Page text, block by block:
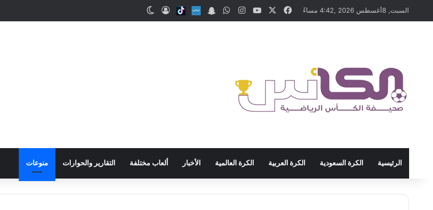
السبت, 8أغسطس 2026 ,4:42 مساءً فيسبوك ‫YouTubeانستقرامواتسابSnapchat
Nabd
Tiktokتسجيل الدخول
الرئيسية الكرة السعودية الكرة العربية الكرة العالمية الأخبار ألعاب مختلفة التقارير والحوارات منوعات